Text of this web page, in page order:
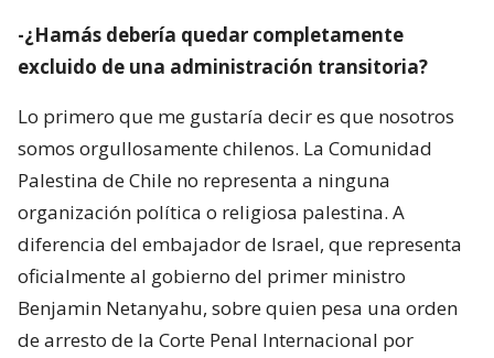
-¿Hamás debería quedar completamente
excluido de una administración transitoria?
Lo primero que me gustaría decir es que nosotros
somos orgullosamente chilenos. La Comunidad
Palestina de Chile no representa a ninguna
organización política o religiosa palestina. A
diferencia del embajador de Israel, que representa
oficialmente al gobierno del primer ministro
Benjamin Netanyahu, sobre quien pesa una orden
de arresto de la Corte Penal Internacional por